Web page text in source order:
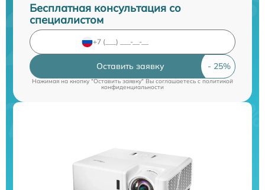
Бесплатная консультация со
специалистом
Оставить заявку
Нажимая на кнопку "Оставить заявку" Вы соглашаетесь cполитикой
конфиденциальности